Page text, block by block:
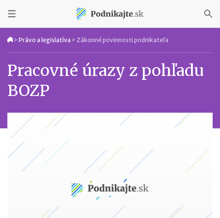
> Právo a legislatíva > Zákonné povinnosti podnikateľa
Pracovné úrazy z pohľadu
BOZP